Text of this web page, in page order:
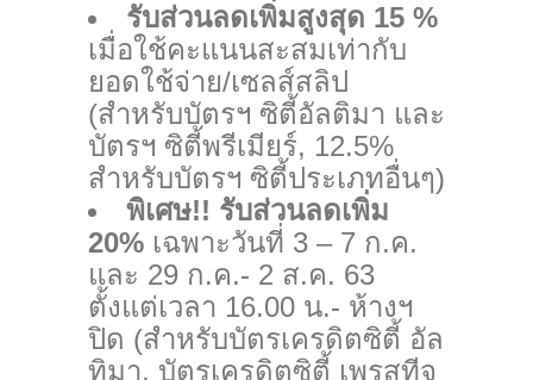
รับส่วนลดเพิ่มสูงสุด 15 %
เมื่อใช้คะแนนสะสมเท่ากับ
ยอดใช้จ่าย/เซลส์สลิป
(สำหรับบัตรฯ ซิตี้อัลติมา และ
บัตรฯ ซิตี้พรีเมียร์, 12.5%
สำหรับบัตรฯ ซิตี้ประเภทอื่นๆ)
พิเศษ!! รับส่วนลดเพิ่ม
20% เฉพาะวันที่ 3 – 7 ก.ค.
และ 29 ก.ค.- 2 ส.ค. 63
ตั้งแต่เวลา 16.00 น.- ห้างฯ
ปิด (สำหรับบัตรเครดิตซิตี้ อัล
ทิมา, บัตรเครดิตซิตี้ เพรสทีจ